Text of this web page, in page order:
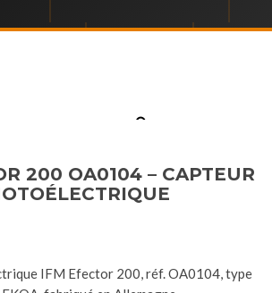
200 OA0104 – CAPTEUR
IFM Efector 200, réf. OA0104, type